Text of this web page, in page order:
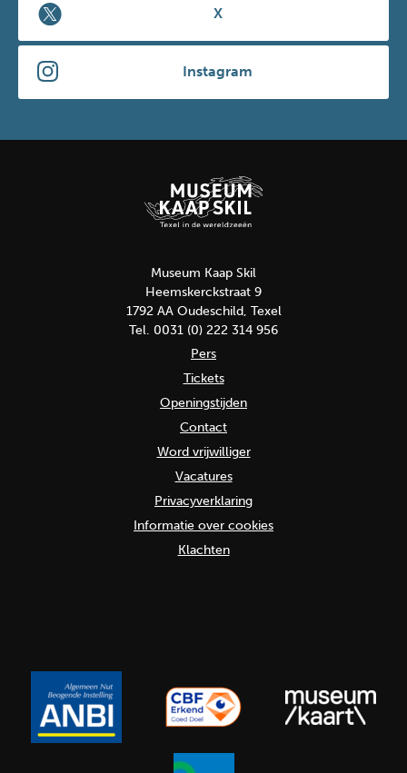
X
Instagram
Museum Kaap Skil
Heemskerckstraat 9
1792 AA Oudeschild, Texel
Tel. 0031 (0) 222 314 956
Pers
Tickets
Openingstijden
Contact
Word vrijwilliger
Vacatures
Privacyverklaring
Informatie over cookies
Klachten